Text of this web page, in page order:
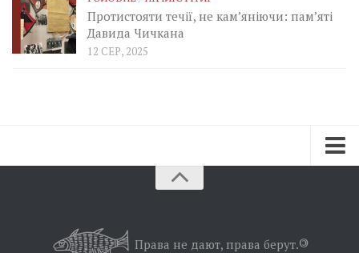
Протистояти течії, не кам’яніючи: пам’яті
Давида Чичкана
12 СЕР, 2025
Позиція
Права не дают, права берут.©